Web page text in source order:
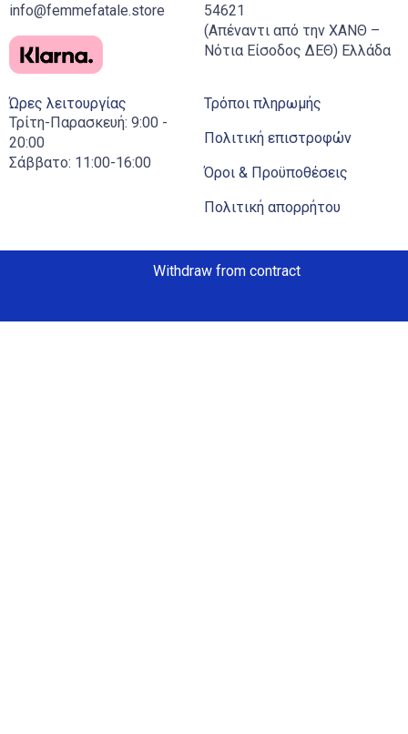
info@femmefatale.store
54621
(Απέναντι από την ΧΑΝΘ –
Νότια Είσοδος ΔΕΘ) Ελλάδα
Ώρες λειτουργίας
Τρίτη-Παρασκευή: 9:00 -
20:00
Σάββατο: 11:00-16:00
Τρόποι πληρωμής
Πολιτική επιστροφών
Όροι & Προϋποθέσεις
Πολιτική απορρήτου
Withdraw from contract